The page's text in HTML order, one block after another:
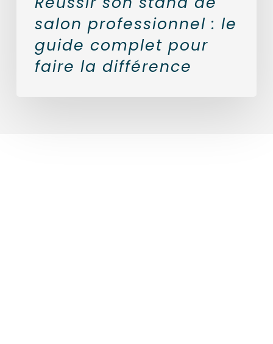
salon professionnel : le
guide complet pour
faire la différence